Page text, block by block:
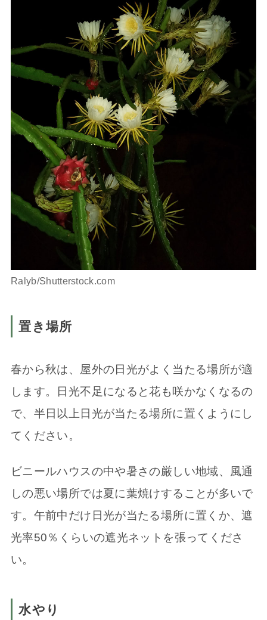
Ralyb/Shutterstock.com
置き場所
春から秋は、屋外の日光がよく当たる場所が適
します。日光不足になると花も咲かなくなるの
で、半日以上日光が当たる場所に置くようにし
てください。
ビニールハウスの中や暑さの厳しい地域、風通
しの悪い場所では夏に葉焼けすることが多いで
す。午前中だけ日光が当たる場所に置くか、遮
光率50％くらいの遮光ネットを張ってくださ
い。
水やり